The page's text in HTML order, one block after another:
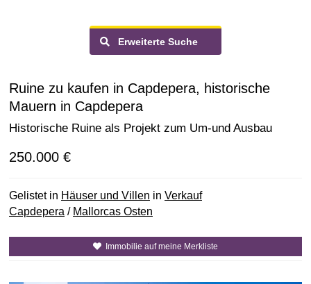
Erweiterte Suche
Ruine zu kaufen in Capdepera, historische
Mauern in Capdepera
Historische Ruine als Projekt zum Um-und Ausbau
250.000 €
Gelistet in Häuser und Villen in Verkauf
Capdepera / Mallorcas Osten
Immobilie auf meine Merkliste